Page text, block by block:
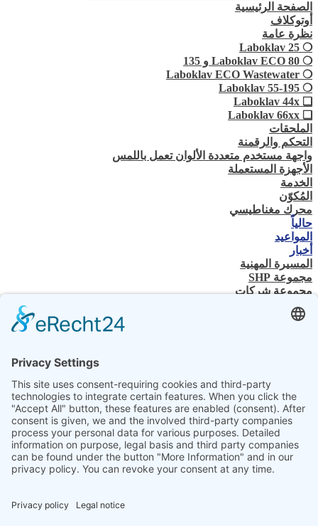
الصفحة الرئيسية
أوتوكلاف
نظرة عامة
❍ Laboklav 25
❍ Laboklav ECO 80 و 135
❍ Laboklav ECO Wastewater
❍ Laboklav 55-195
❏ Laboklav 44x
❏ Laboklav 66xx
الملحقات
التحكم والرقمنة
واجهة مستخدم متعددة الألوان تعمل باللمس
الأجهزة المستعملة
الخدمة
المُكوّن
محرك مغناطيسي
حالياً
المواعيد
أخبار
المسيرة المهنية
مجموعة SHP
مجموعة شركات
جهة الاتصال
اتصل بنا
اختر لغتك
DE
PL